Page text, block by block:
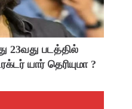
23வது படத்தில்
யார் தெரியுமா ?